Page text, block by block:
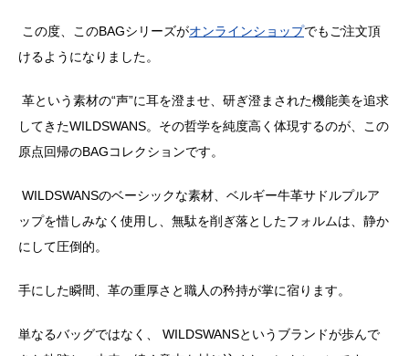
この度、このBAGシリーズがオンラインショップでもご注文頂
けるようになりました。
革という素材の“声”に耳を澄ませ、研ぎ澄まされた機能美を追求
してきたWILDSWANS。その哲学を純度高く体現するのが、この
原点回帰のBAGコレクションです。
WILDSWANSのベーシックな素材、ベルギー牛革サドルプルア
ップを惜しみなく使用し、無駄を削ぎ落としたフォルムは、静か
にして圧倒的。
手にした瞬間、革の重厚さと職人の矜持が掌に宿ります。
単なるバッグではなく、 WILDSWANSというブランドが歩んで